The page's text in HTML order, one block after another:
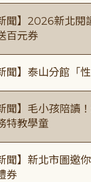
聞】2026新北
百元券
聞】泰山分館「
聞】毛小孩陪讀
特教學童
聞】新北市圖邀
券